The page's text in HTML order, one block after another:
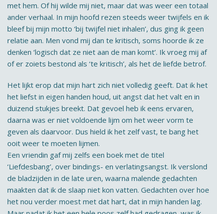
met hem. Of hij wilde mij niet, maar dat was weer een totaal
ander verhaal. In mijn hoofd rezen steeds weer twijfels en ik
bleef bij mijn motto ‘bij twijfel niet inhalen’, dus ging ik geen
relatie aan. Men vond mij dan te kritisch, soms hoorde ik ze
denken ‘logisch dat ze niet aan de man komt’. Ik vroeg mij af
of er zoiets bestond als ‘te kritisch’, als het de liefde betrof.
Het lijkt erop dat mijn hart zich niet volledig geeft. Dat ik het
het liefst in eigen handen houd, uit angst dat het valt en in
duizend stukjes breekt. Dat gevoel heb ik eens ervaren,
daarna was er niet voldoende lijm om het weer vorm te
geven als daarvoor. Dus hield ik het zelf vast, te bang het
ooit weer te moeten lijmen.
Een vriendin gaf mij zelfs een boek met de titel
‘Liefdesbang’, over bindings- en verlatingsangst. Ik verslond
de bladzijden in de late uren, waarna malende gedachten
maakten dat ik de slaap niet kon vatten. Gedachten over hoe
het nou verder moest met dat hart, dat in mijn handen lag.